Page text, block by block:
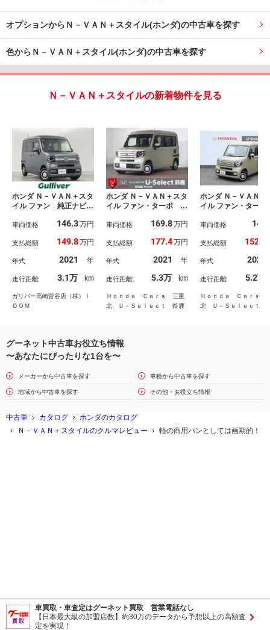
オプションからＮ－ＶＡＮ＋スタイル(ホンダ)の中古車を探す
色からＮ－ＶＡＮ＋スタイル(ホンダ)の中古車を探す
Ｎ－ＶＡＮ＋スタイルの新着物件を見る
ホンダ Ｎ－ＶＡＮ＋スタ
イル ファン 純正ナビ
プッシュスタート 両側
クルーズコントロール
り防止機能 オートライ
ト 純正ＬＥＤヘッドラ
イト 純正フロアマッ
ト 禁煙車
車両価格 146.3万円
支払総額 149.8万円
年式 2021 年
走行距離 3.1万 km
ガリバー高崎菅谷店（株）Ｉ
ＤＯＭ
ホンダ Ｎ－ＶＡＮ＋スタ
イル ファン・ターボ 社
Ｖ ＣＤ＆ＤＶＤ再生
Ｖ バックカメラ ＥＴ
ライト オートハイビー
ム アクティブクルーズ
コントロール スマート
キー 禁煙車
車両価格 169.8万円
支払総額 177.4万円
年式 2021 年
走行距離 5.3万 km
Ｈｏｎｄａ Ｃａｒｓ 三重
北 Ｕ－Ｓｅｌｅｃｔ 鈴鹿
ホンダ Ｎ－ＶＡＮ＋
イル ファン・ター
ビ フルセグ Ｒカ
ドラレコ ＬＥＤラ
ィブクルーズ 車線
脱 衝突被害軽減ブ
キ イモビライザ
オナ 横滑り防止
Ｄ
車両価格 145
支払総額 152.4
年式 2023
走行距離 5.2万
Ｈｏｎｄａ Ｃａｒｓ
北 Ｕ－Ｓｅｌｅｃｔ
グーネット中古車お役立ち情報
〜あなたにぴったりな1台を〜
メーカーから中古車を探す 車種から中古車を探す
地域から中古車を探す その他・お役立ち情報
中古車 カタログ
ホンダのカタログ
Ｎ－ＶＡＮ＋スタイルのクルマレビュー
軽の商用バンとしては画期的！
車買取・車査定はグーネット買取 営業電話なし
【日本最大級の加盟店数】約30万のデータから予想以上の高額査
定を実現！